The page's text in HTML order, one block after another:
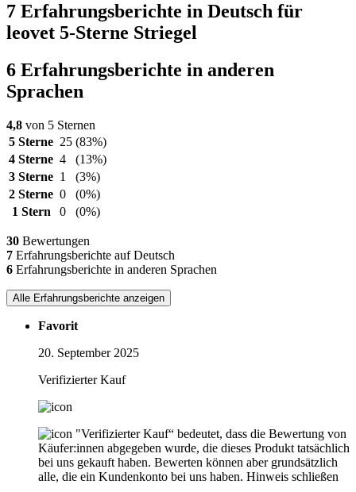
7 Erfahrungsberichte in Deutsch für
leovet 5-Sterne Striegel
6 Erfahrungsberichte in anderen
Sprachen
4,8 von 5 Sternen
5 Sterne 25 (83%)
4 Sterne 4
(13%)
3 Sterne 1
(3%)
2 Sterne 0
(0%)
1 Stern
0 (0%)
30 Bewertungen
7 Erfahrungsberichte auf Deutsch
6 Erfahrungsberichte in anderen Sprachen
Alle Erfahrungsberichte anzeigen
Favorit
20. September 2025
Verifizierter Kauf
"Verifizierter Kauf“ bedeutet, dass die Bewertung von
Käufer:innen abgegeben wurde, die dieses Produkt tatsächlich
bei uns gekauft haben. Bewerten können aber grundsätzlich
alle, die ein Kundenkonto bei uns haben. Hinweis schließen